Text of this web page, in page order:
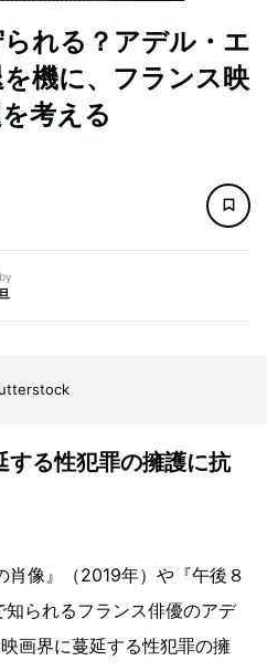
れる？アデル・エ
機に、フランス映
考える
する性犯罪の擁護に抗
像』（2019年）や『午後８
られるフランス俳優のアデ
画界に蔓延する性犯罪の擁